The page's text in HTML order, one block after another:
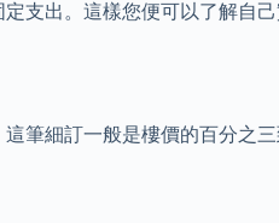
支出。這樣您便可以了解自
筆細訂一般是樓價的百分之